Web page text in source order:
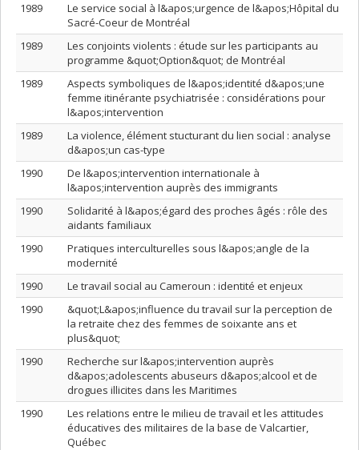
1989
Le service social à l&apos;urgence de l&apos;Hôpital du
Sacré-Coeur de Montréal
1989
Les conjoints violents : étude sur les participants au
programme &quot;Option&quot; de Montréal
1989
Aspects symboliques de l&apos;identité d&apos;une
femme itinérante psychiatrisée : considérations pour
l&apos;intervention
1989
La violence, élément stucturant du lien social : analyse
d&apos;un cas-type
1990
De l&apos;intervention internationale à
l&apos;intervention auprès des immigrants
1990
Solidarité à l&apos;égard des proches âgés : rôle des
aidants familiaux
1990
Pratiques interculturelles sous l&apos;angle de la
modernité
1990
Le travail social au Cameroun : identité et enjeux
1990
&quot;L&apos;influence du travail sur la perception de
la retraite chez des femmes de soixante ans et
plus&quot;
1990
Recherche sur l&apos;intervention auprès
d&apos;adolescents abuseurs d&apos;alcool et de
drogues illicites dans les Maritimes
1990
Les relations entre le milieu de travail et les attitudes
éducatives des militaires de la base de Valcartier,
Québec